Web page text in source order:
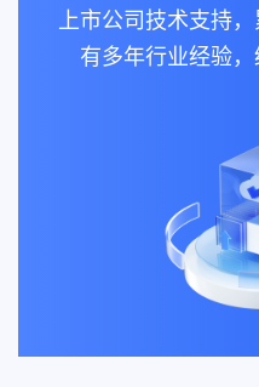
上市公司技术支持
有多年行业经验，